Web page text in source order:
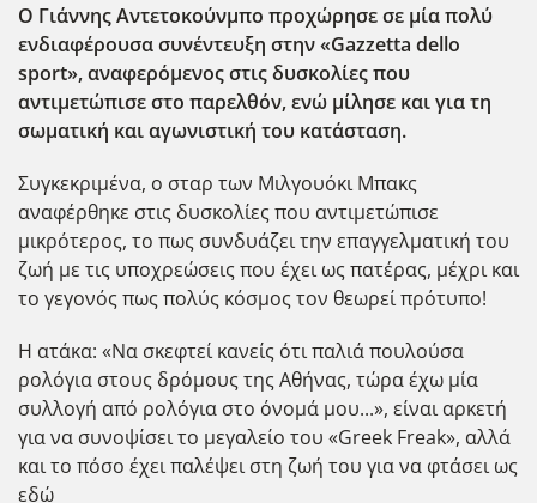
Ο Γιάννης Αντετοκούνμπο προχώρησε σε μία πολύ
ενδιαφέρουσα συνέντευξη στην «Gazzetta dello
sport», αναφερόμενος στις δυσκολίες που
αντιμετώπισε στο παρελθόν, ενώ μίλησε και για τη
σωματική και αγωνιστική του κατάσταση.
Συγκεκριμένα, ο σταρ των Μιλγουόκι Μπακς
αναφέρθηκε στις δυσκολίες που αντιμετώπισε
μικρότερος, το πως συνδυάζει την επαγγελματική του
ζωή με τις υποχρεώσεις που έχει ως πατέρας, μέχρι και
το γεγονός πως πολύς κόσμος τον θεωρεί πρότυπο!
Η ατάκα: «Να σκεφτεί κανείς ότι παλιά πουλούσα
ρολόγια στους δρόμους της Αθήνας, τώρα έχω μία
συλλογή από ρολόγια στο όνομά μου...», είναι αρκετή
για να συνοψίσει το μεγαλείο του «Greek Freak», αλλά
και το πόσο έχει παλέψει στη ζωή του για να φτάσει ως
εδώ